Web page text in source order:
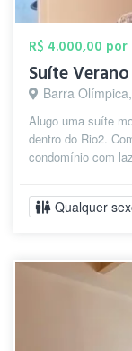
R$ 4.000,00 por
Suíte
Barra
Alugo uma suíte
dentro do Rio2.
condomínio com
Qualquer